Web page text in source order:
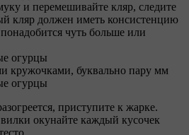
и перемешивайте кляр, следите
кляр должен иметь консистенцию
чуть больше или
кружочками, буквально пару мм
приступите к жарке.
окунайте каждый кусочек